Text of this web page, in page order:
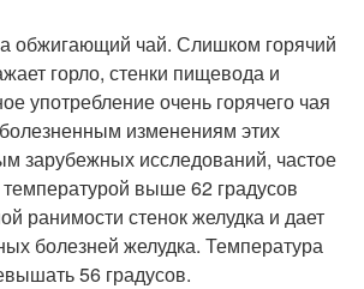
обжигающий чай. Слишком горячий
горло, стенки пищевода и
употребление очень горячего чая
изменениям этих
зарубежных исследований, частое
выше 62 градусов
ранимости стенок желудка и дает
болезней желудка. Температура
56 градусов.